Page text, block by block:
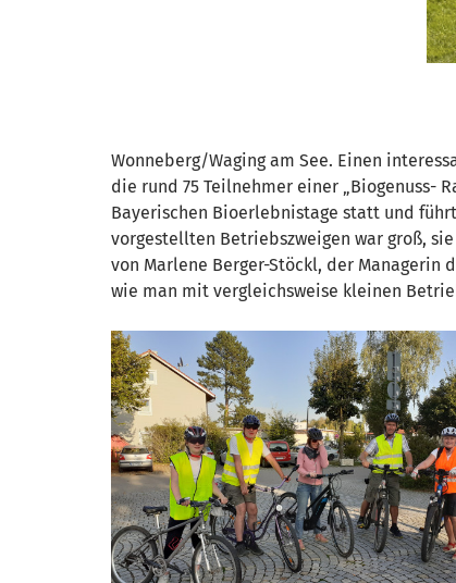
Wonneberg/Waging am See. Einen
die rund 75 Teilnehmer einer „Biogenuss-
Bayerischen Bioerlebnistage statt und
vorgestellten Betriebszweigen war groß,
von Marlene Berger-Stöckl, der Managerin
wie man mit vergleichsweise kleinen